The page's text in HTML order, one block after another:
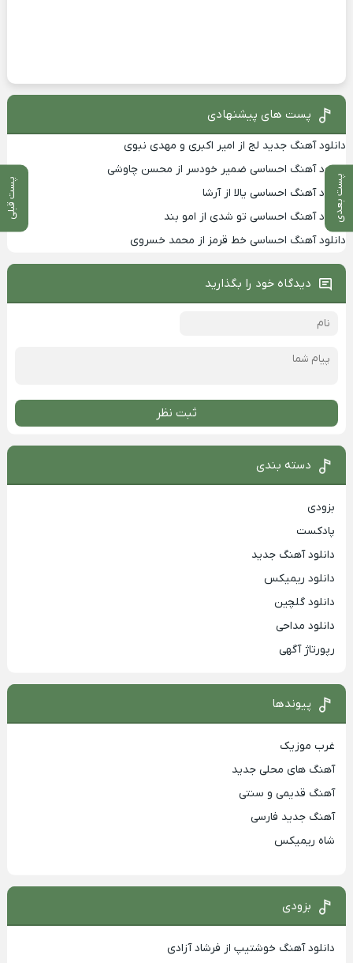
پست بعدی پست قبلی
پست های پیشنهادی
دانلود آهنگ جدید لج از امیر اکبری و مهدی نبوی
دانلود آهنگ احساسی ضمیر خودسر از محسن چاوشی
دانلود آهنگ احساسی یالا از آرشا
دانلود آهنگ احساسی تو شدی از امو بند
دانلود آهنگ احساسی خط قرمز از محمد خسروی
دیدگاه خود را بگذارید
ثبت نظر
دسته بندی
بزودی
پادکست
دانلود آهنگ جدید
دانلود ریمیکس
دانلود گلچین
دانلود مداحی
رپورتاژ آگهی
پیوندها
غرب موزیک
آهنگ های محلی جدید
آهنگ قدیمی و سنتی
آهنگ جدید فارسی
شاه ریمیکس
بزودی
دانلود آهنگ خوشتیپ از فرشاد آزادی